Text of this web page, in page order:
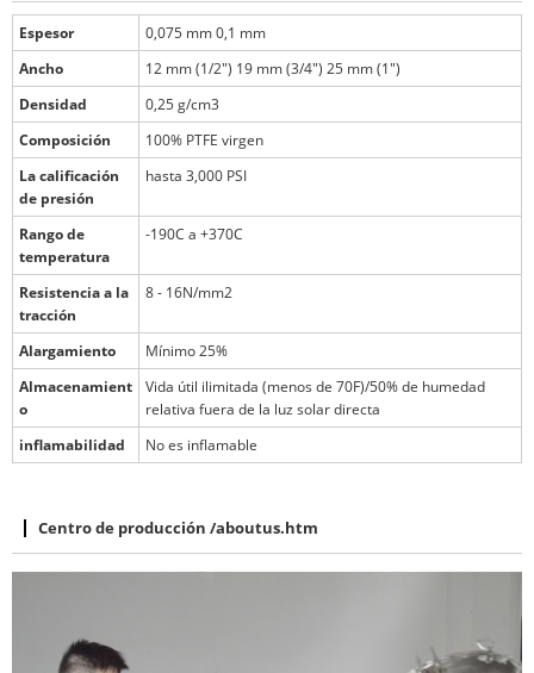
Espesor
0,075 mm 0,1 mm
Ancho
12 mm (1/2") 19 mm (3/4") 25 mm (1")
Densidad
0,25 g/cm3
Composición
100% PTFE virgen
La calificación
de presión
hasta 3,000 PSI
Rango de
temperatura
-190C a +370C
Resistencia a la
tracción
8 - 16N/mm2
Alargamiento
Mínimo 25%
Almacenamient
o
Vida útil ilimitada (menos de 70F)/50% de humedad
relativa fuera de la luz solar directa
inflamabilidad
No es inflamable
Centro de producción /aboutus.htm